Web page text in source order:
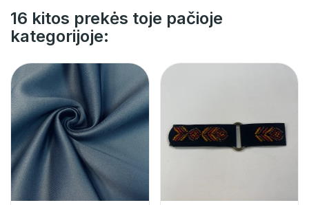
16 kitos prekės toje pačioje
kategorijoje: